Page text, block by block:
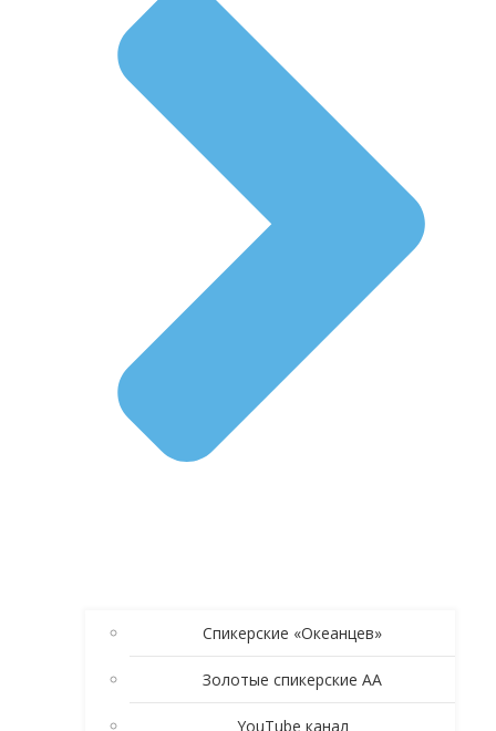
Спикерские «Океанцев»
Золотые спикерские АА
YouTube канал